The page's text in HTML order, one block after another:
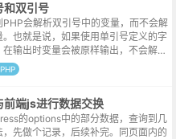
双引号
会解析双引号中的变量，而不会解
也就是说，如果使用单引号定义的字
输出时变量会被原样输出，不会解析
使用双引号定义的字符串中存在变
被解析为具体的值...
PHP
端js进行数据交换
的options中的部分数据，查询到几
先做个记录，后续补完。同页面内的